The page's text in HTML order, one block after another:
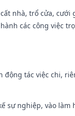
nhà, trổ cửa,
các công việc
động tác việc chi,
sự nghiệp, vào